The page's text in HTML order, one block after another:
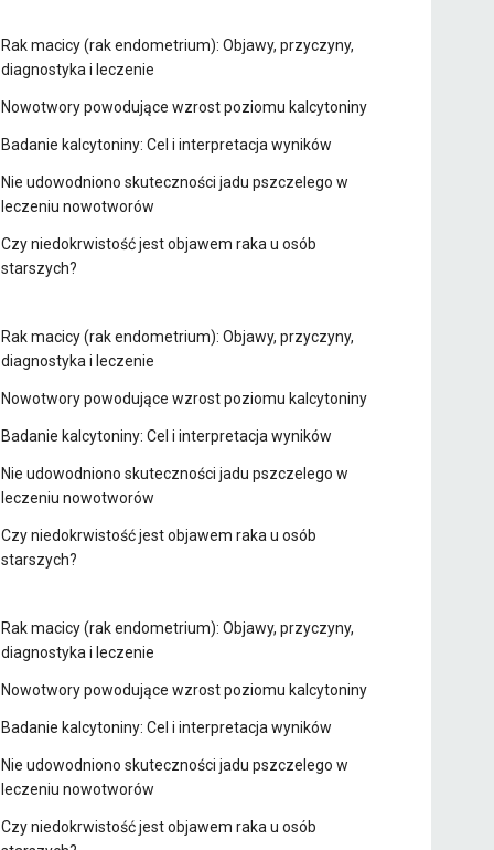
Rak macicy (rak endometrium): Objawy, przyczyny,
diagnostyka i leczenie
Nowotwory powodujące wzrost poziomu kalcytoniny
Badanie kalcytoniny: Cel i interpretacja wyników
Nie udowodniono skuteczności jadu pszczelego w
leczeniu nowotworów
Czy niedokrwistość jest objawem raka u osób
starszych?
Rak macicy (rak endometrium): Objawy, przyczyny,
diagnostyka i leczenie
Nowotwory powodujące wzrost poziomu kalcytoniny
Badanie kalcytoniny: Cel i interpretacja wyników
Nie udowodniono skuteczności jadu pszczelego w
leczeniu nowotworów
Czy niedokrwistość jest objawem raka u osób
starszych?
Rak macicy (rak endometrium): Objawy, przyczyny,
diagnostyka i leczenie
Nowotwory powodujące wzrost poziomu kalcytoniny
Badanie kalcytoniny: Cel i interpretacja wyników
Nie udowodniono skuteczności jadu pszczelego w
leczeniu nowotworów
Czy niedokrwistość jest objawem raka u osób